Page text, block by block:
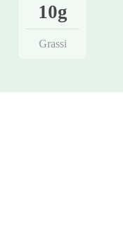
10g
Grassi